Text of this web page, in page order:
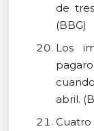
de
(BBG)
Los
abril.
Cuatro